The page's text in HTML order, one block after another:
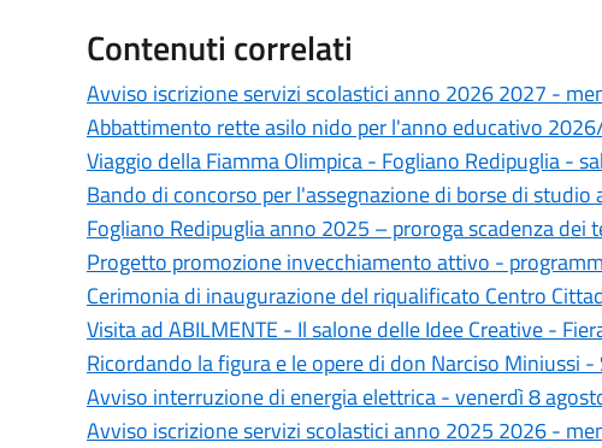
Contenuti correlati
Avviso iscrizione servizi scolastici anno 2026 2027 -
Abbattimento rette asilo nido per l'anno educativo
Viaggio della Fiamma Olimpica - Fogliano Redipuglia -
Bando di concorso per l'assegnazione di borse di
Fogliano Redipuglia anno 2025 – proroga scadenza dei
Progetto promozione invecchiamento attivo -
Cerimonia di inaugurazione del riqualificato Centro
Visita ad ABILMENTE - Il salone delle Idee Creative -
Ricordando la figura e le opere di don Narciso Miniussi
Avviso interruzione di energia elettrica - venerdì 8
Avviso iscrizione servizi scolastici anno 2025 2026 -